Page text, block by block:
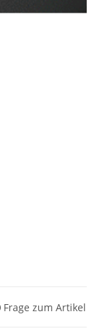
Frage zum Artikel